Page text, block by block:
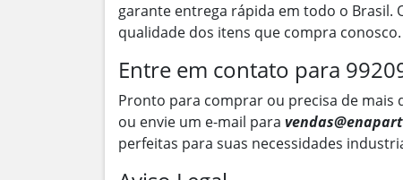
garante entrega rápida em todo o Brasil.
qualidade dos itens que compra conosco.
Entre em contato para
Pronto para comprar ou precisa de mais
ou envie um e-mail para
perfeitas para suas necessidades